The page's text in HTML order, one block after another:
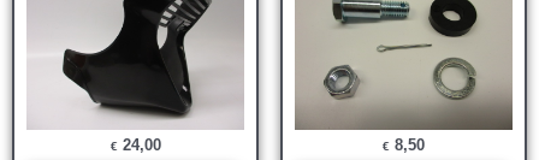
€ 24,00 € 8,50